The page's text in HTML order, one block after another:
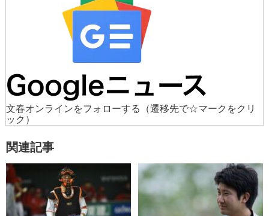
文春オンラインをフォローする
（遷移先で☆マークをクリ
ック）
関連記事